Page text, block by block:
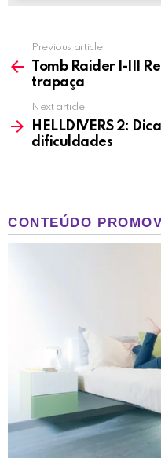
more
Previous article
Tomb Raider I-III
trapaça
Next article
HELLDIVERS 2:
dificuldades